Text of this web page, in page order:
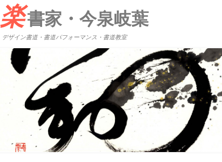
楽書家・今泉岐葉
デザイン書道・書道パフォーマンス・書道教室